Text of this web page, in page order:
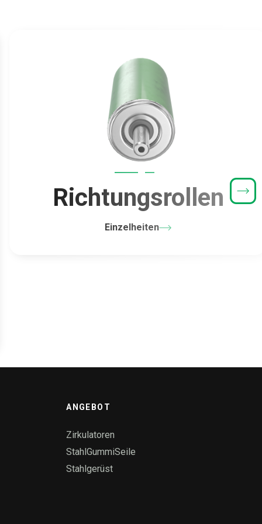
Richtungsrollen
Einzelheiten
ANGEBOT
Zirkulatoren
StahlGummiSeile
Stahlgerüst